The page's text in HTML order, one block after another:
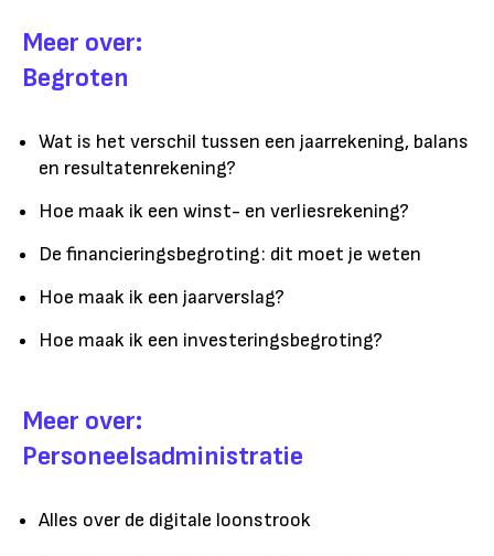
Meer over:
Begroten
Wat is het verschil tussen een jaarrekening, balans
en resultatenrekening?
Hoe maak ik een winst- en verliesrekening?
De financieringsbegroting: dit moet je weten
Hoe maak ik een jaarverslag?
Hoe maak ik een investeringsbegroting?
Meer over:
Personeelsadministratie
Alles over de digitale loonstrook